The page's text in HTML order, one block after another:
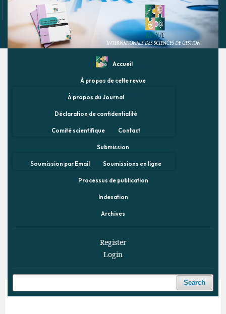
Accueil
À propos de cette revue
À propos du Journal
Déclaration de confidentialité
Comité scientifique Contact
Submission
Soumission par Email Soumissions en ligne
Processus de publication
Indexation
Archives
Register
Login
Search
Home / Archives / Vol. 3 No. 2 (2020) / Articles